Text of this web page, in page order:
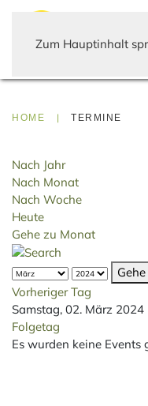
Zum Hauptinhalt
HOME TERMINE
Nach Jahr
Nach Monat
Nach Woche
Heute
Gehe zu Monat
Vorheriger Tag
Samstag, 02. März 2024
Folgetag
Es wurden keine Events